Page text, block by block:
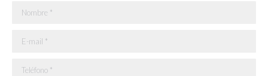
Nombre *
E-mail *
Teléfono *